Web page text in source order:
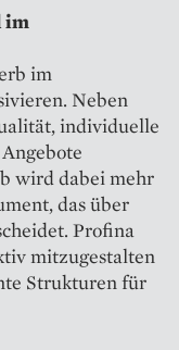
im
im
Neben
individuelle
wird dabei mehr
das über
Profina
mitzugestalten
Strukturen für